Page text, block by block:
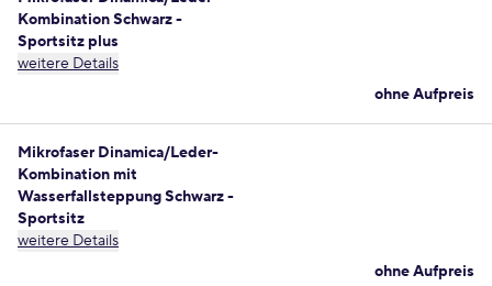
Kombination Schwarz -
Sportsitz plus
weitere Details
ohne Aufpreis
Mikrofaser Dinamica/Leder-
Kombination mit
Wasserfallsteppung Schwarz -
Sportsitz
weitere Details
ohne Aufpreis